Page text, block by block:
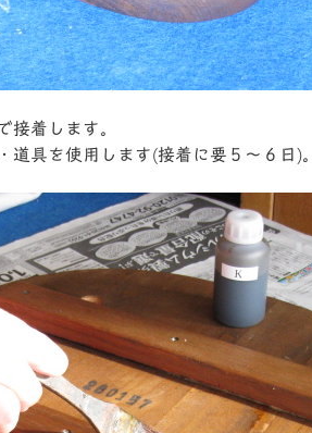
接着します。
道具を使用します(接着に要５〜６日)。